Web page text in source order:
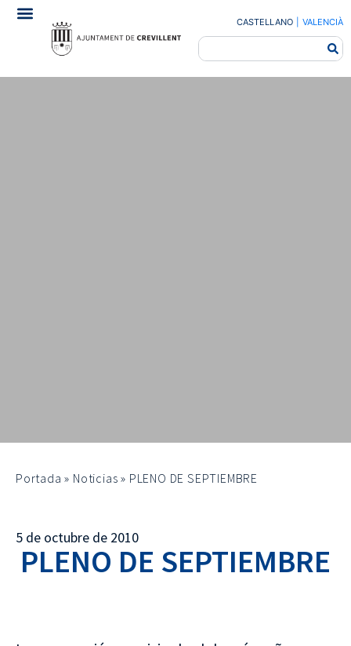
CASTELLANO VALENCIÀ
Portada » Noticias » PLENO DE SEPTIEMBRE
5 de octubre de 2010
PLENO DE SEPTIEMBRE